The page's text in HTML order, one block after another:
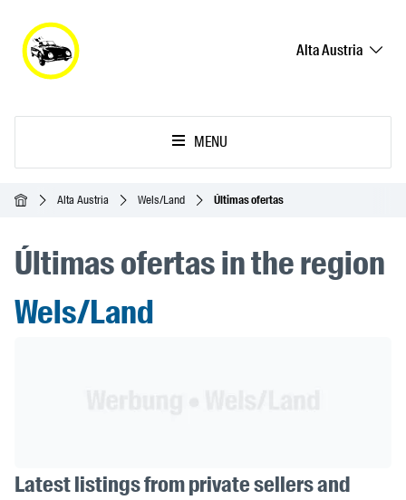
Alta Austria
MENU
Inicio Alta Austria Wels/Land Últimas ofertas
Últimas ofertas in the region
Wels/Land
Latest listings from private sellers and